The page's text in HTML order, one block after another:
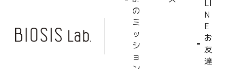
の
ミ
ッ
シ
ョ
LI
N
E
お
友
達